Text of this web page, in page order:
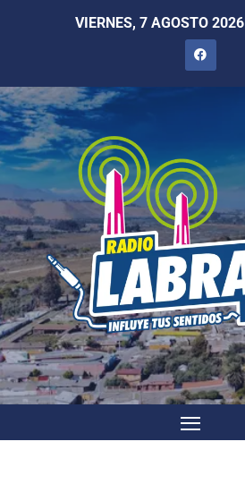
VIERNES, 7 AGOSTO 2026